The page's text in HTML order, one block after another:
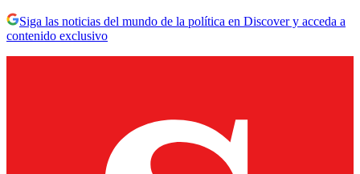
Siga las noticias del mundo de la política en Discover y acceda a
contenido exclusivo